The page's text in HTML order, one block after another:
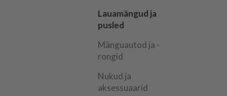
Lauamängud ja
pusled
Mänguautod ja -
rongid
Nukud ja
aksessuaarid